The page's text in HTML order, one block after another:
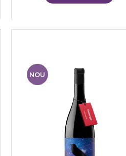
NOU